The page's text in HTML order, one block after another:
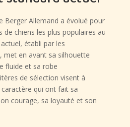
Berger Allemand a évolué pour
de chiens les plus populaires au
établi par les
met en avant sa silhouette
fluide et sa robe
de sélection visent à
qui ont fait sa
courage, sa loyauté et son